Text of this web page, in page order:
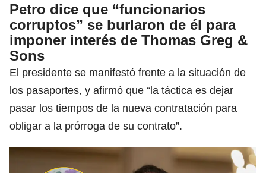
Petro dice que “funcionarios
corruptos” se burlaron de él para
imponer interés de Thomas Greg &
Sons
El presidente se manifestó frente a la situación de
los pasaportes, y afirmó que “la táctica es dejar
pasar los tiempos de la nueva contratación para
obligar a la prórroga de su contrato”.